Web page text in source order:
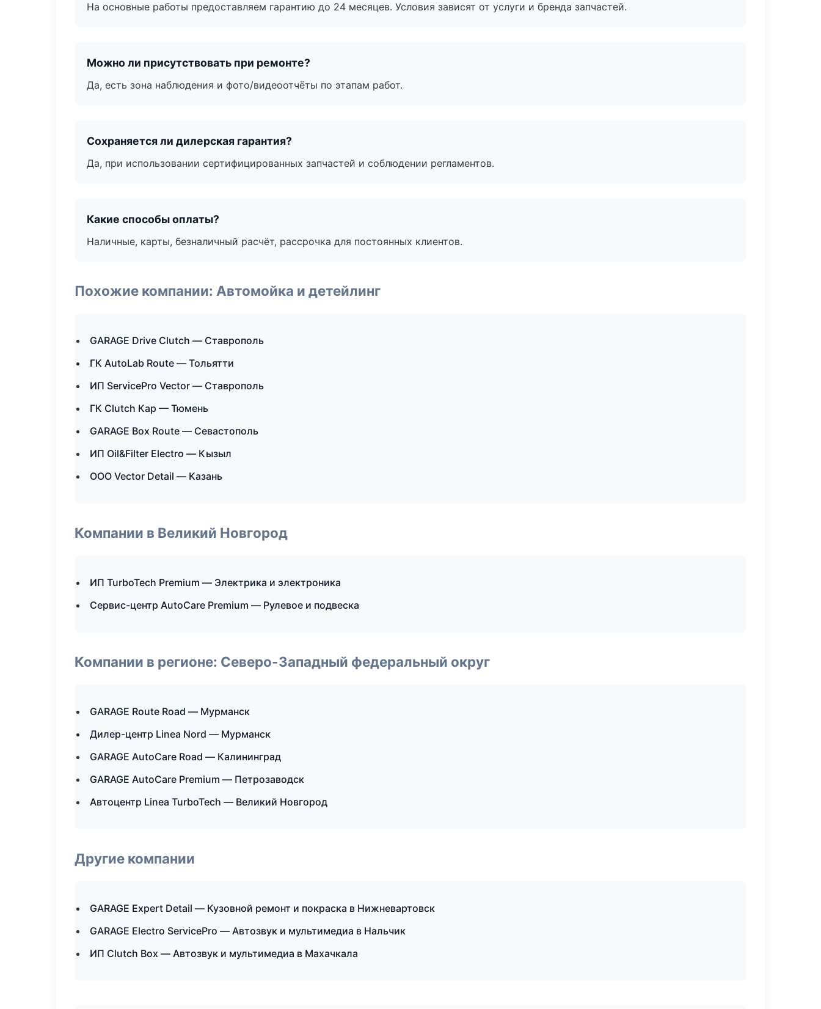
На основные работы предоставляем гарантию до 24 месяцев. Условия зависят от услуги и бренда запчастей.
Можно ли присутствовать при ремонте?
Да, есть зона наблюдения и фото/видеоотчёты по этапам работ.
Сохраняется ли дилерская гарантия?
Да, при использовании сертифицированных запчастей и соблюдении регламентов.
Какие способы оплаты?
Наличные, карты, безналичный расчёт, рассрочка для постоянных клиентов.
Похожие компании: Автомойка и детейлинг
GARAGE Drive Clutch — Ставрополь
ГК AutoLab Route — Тольятти
ИП ServicePro Vector — Ставрополь
ГК Clutch Кар — Тюмень
GARAGE Box Route — Севастополь
ИП Oil&Filter Electro — Кызыл
ООО Vector Detail — Казань
Компании в Великий Новгород
ИП TurboTech Premium — Электрика и электроника
Сервис-центр AutoCare Premium — Рулевое и подвеска
Компании в регионе: Северо-Западный федеральный округ
GARAGE Route Road — Мурманск
Дилер-центр Linea Nord — Мурманск
GARAGE AutoCare Road — Калининград
GARAGE AutoCare Premium — Петрозаводск
Автоцентр Linea TurboTech — Великий Новгород
Другие компании
GARAGE Expert Detail — Кузовной ремонт и покраска в Нижневартовск
GARAGE Electro ServicePro — Автозвук и мультимедиа в Нальчик
ИП Clutch Box — Автозвук и мультимедиа в Махачкала